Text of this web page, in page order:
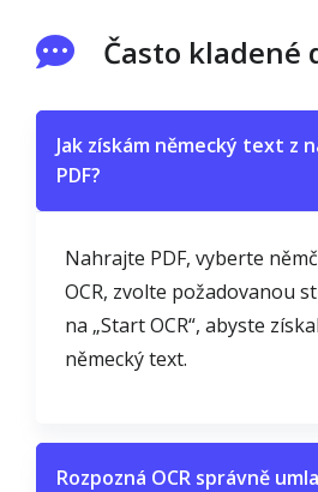
Často kladené
Jak získám německý text z
PDF?
Nahrajte PDF, vyberte
OCR, zvolte požadovanou
na „Start OCR“, abyste
německý text.
Rozpozná OCR správně